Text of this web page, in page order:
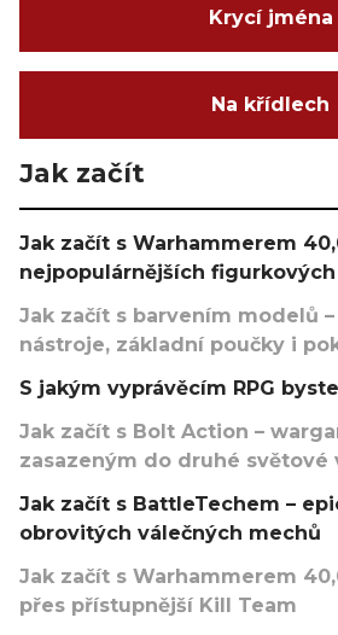
Krycí jména
Na křídlech
Jak začít
Jak začít s Warhammerem
nejpopulárnějších
Jak začít s barvením modelů
nástroje, základní poučky i
S jakým vyprávěcím RPG
Jak začít s Bolt Action –
zasazeným do druhé světové
Jak začít s BattleTechem –
obrovitých válečných mechů
Jak začít s Warhammerem
přes přístupnější Kill Team